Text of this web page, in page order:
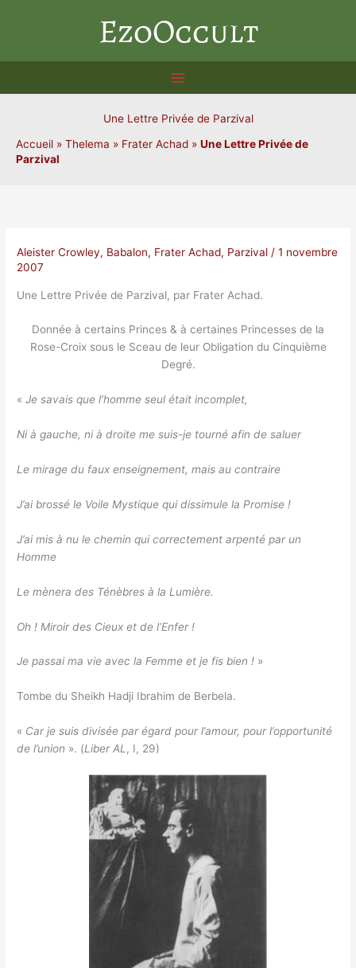
EzoOccult
Une Lettre Privée de Parzival
Accueil » Thelema » Frater Achad » Une Lettre Privée de
Parzival
Aleister Crowley, Babalon, Frater Achad, Parzival /1 novembre
2007
Une Lettre Privée de Parzival, par Frater Achad.
Donnée à certains Princes & à certaines Princesses de la
Rose-Croix sous le Sceau de leur Obligation du Cinquième
Degré.
«Je savais que l’homme seul était incomplet,
Ni à gauche, ni à droite me suis-je tourné afin de saluer
Le mirage du faux enseignement, mais au contraire
J’ai brossé le Voile Mystique qui dissimule la Promise !
J’ai mis à nu le chemin qui correctement arpenté par un
Homme
Le mènera des Ténèbres à la Lumière.
Oh ! Miroir des Cieux et de l’Enfer !
Je passai ma vie avec la Femme et je fis bien ! »
Tombe du Sheikh Hadji Ibrahim de Berbela.
« Car je suis divisée par égard pour l’amour, pour l’opportunité
de l’union ». (Liber AL , I, 29)